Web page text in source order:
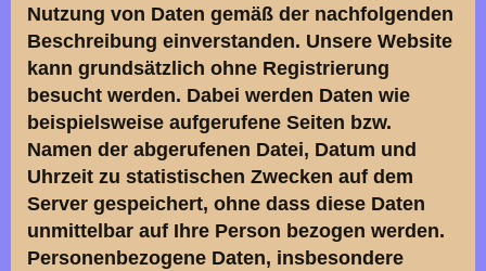
Nutzung von Daten gemäß der nachfolgenden
Beschreibung einverstanden. Unsere Website
kann grundsätzlich ohne Registrierung
besucht werden. Dabei werden Daten wie
beispielsweise aufgerufene Seiten bzw.
Namen der abgerufenen Datei, Datum und
Uhrzeit zu statistischen Zwecken auf dem
Server gespeichert, ohne dass diese Daten
unmittelbar auf Ihre Person bezogen werden.
Personenbezogene Daten, insbesondere